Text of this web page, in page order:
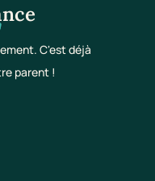
C'est déjà
parent !